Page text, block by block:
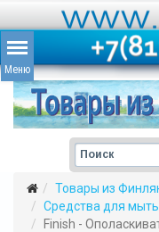
Товары из
Средства для
Finish -